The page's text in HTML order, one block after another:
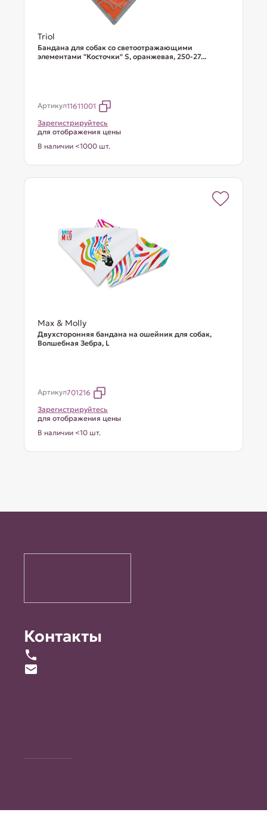
Triol
Бандана для собак со светоотражающими
элементами "Косточки" S, оранжевая, 250-27...
Артикул11611001
Зарегистрируйтесь
для отображения цены
В наличии <1000 шт.
Max & Molly
Двухсторонняя бандана на ошейник для собак,
Волшебная Зебра, L
Артикул701216
Зарегистрируйтесь
для отображения цены
В наличии <10 шт.
Контакты